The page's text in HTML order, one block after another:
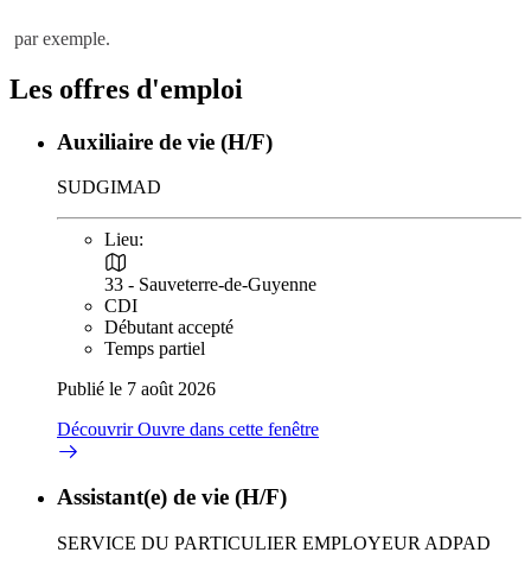
par exemple.
Les offres d'emploi
Auxiliaire de vie (H/F)
SUDGIMAD
Lieu:
33 - Sauveterre-de-Guyenne
CDI
Débutant accepté
Temps partiel
Publié le 7 août 2026
DécouvrirOuvre dans cette fenêtre
Assistant(e) de vie (H/F)
SERVICE DU PARTICULIER EMPLOYEUR ADPAD